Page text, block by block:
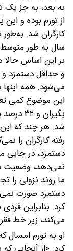
به بعد، به جز یک
از تورم بوده و
کارگران شد.
بر این اساس
و حداقل دستمزد و
می‌شود. همه
شد. هر چند که
رفته‌ کارگران را
دستمزد، در جایی
نمی‌دهد، وضعیت
ما روند نزولی را
دستمزد صورت
کرد. بنابراین
می‌کند، زیر خط